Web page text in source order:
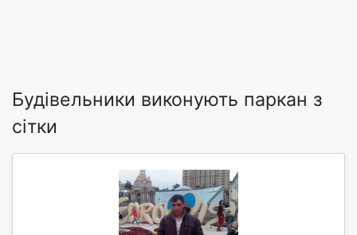
Будівельники виконують паркан з
сітки